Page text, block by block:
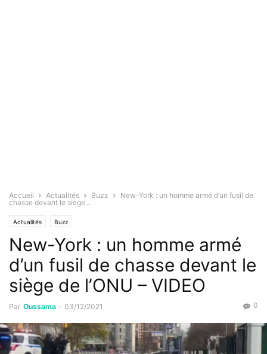
Accueil Actualités Buzz
New-York : un homme armé d’un fusil de
chasse devant le siège...
Actualités Buzz
New-York : un homme armé
d’un fusil de chasse devant le
siège de l’ONU – VIDEO
Par Oussama - 03/12/2021 0